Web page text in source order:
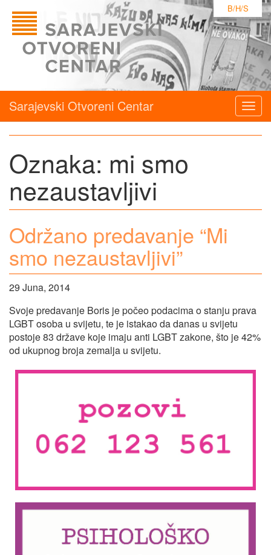
B/H/S
Sarajevski Otvoreni Centar
Oznaka: mi smo
nezaustavljivi
Održano predavanje “Mi
smo nezaustavljivi”
29 Juna, 2014
Svoje predavanje Boris je počeo podacima o stanju prava
LGBT osoba u svijetu, te je istakao da danas u svijetu
postoje 83 države koje imaju anti LGBT zakone, što je 42%
od ukupnog broja zemalja u svijetu.